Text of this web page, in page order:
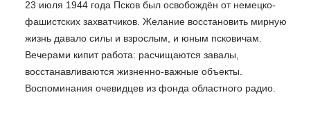
23 июля 1944 года Псков был освобождён от немецко-
фашистских захватчиков. Желание восстановить мирную
жизнь давало силы и взрослым, и юным псковичам.
Вечерами кипит работа: расчищаются завалы,
восстанавливаются жизненно-важные объекты.
Воспоминания очевидцев из фонда областного радио.